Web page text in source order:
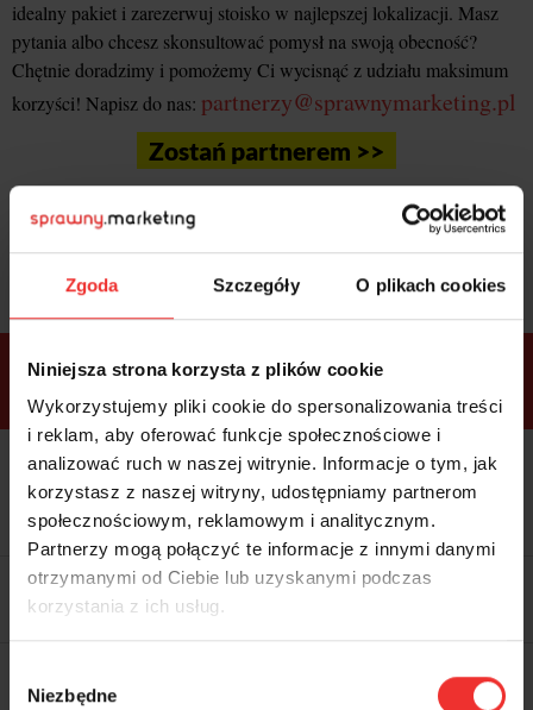
Zgoda Szczegóły O plikach cookies
Niniejsza strona korzysta z plików cookie
Wykorzystujemy pliki cookie do spersonalizowania treści
i reklam, aby oferować funkcje społecznościowe i
analizować ruch w naszej witrynie. Informacje o tym, jak
korzystasz z naszej witryny, udostępniamy partnerom
społecznościowym, reklamowym i analitycznym.
Partnerzy mogą połączyć te informacje z innymi danymi
otrzymanymi od Ciebie lub uzyskanymi podczas
korzystania z ich usług.
zgody
Niezbędne
idealny pakiet i zarezerwuj stoisko w najlepszej lokalizacji. Masz
pytania albo chcesz skonsultować pomysł na swoją obecność?
Chętnie doradzimy i pomożemy Ci wycisnąć z udziału maksimum
korzyści! Napisz do nas: partnerzy@sprawnymarketing.pl
Zostań partnerem >>
Sprawdź bonusyi wybierz bilet
ramach
pakietów
VIP Premium
Kolacja z prelegentami i before
party (Hotel Sheraton, 27.10) tylko
wbilecie ALLPASS VIP
Dostępne
tylko w
bilecie
ALLPASS
VIP
Dedykowana strefa VIP z
możliwością networkingu z
prelegentami i wystawcami w
WARTOŚĆ: 1970 zł